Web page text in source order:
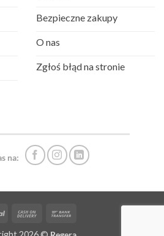
Bezpieczne zakupy
O nas
Zgłoś błąd na stronie
na:
PayPal
Cash